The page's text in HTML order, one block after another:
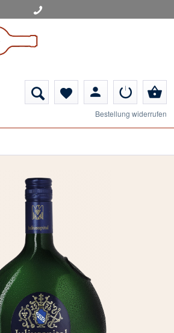
favorite person shopping_basket
Bestellung widerrufen